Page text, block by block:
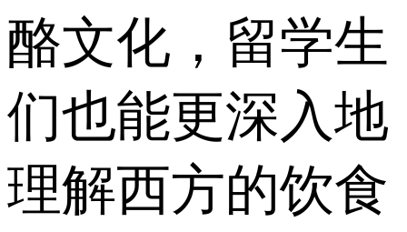
酪文化，留学生
们也能更深入地
理解西方的饮食